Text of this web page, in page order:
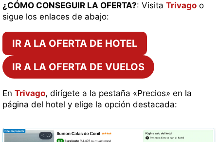
¿CÓMO CONSEGUIR LA OFERTA?: Visita Trivago o
sigue los enlaces de abajo:
IR A LA OFERTA DE HOTEL
IR A LA OFERTA DE VUELOS
En Trivago, dirígete a la pestaña «Precios» en la
página del hotel y elige la opción destacada: